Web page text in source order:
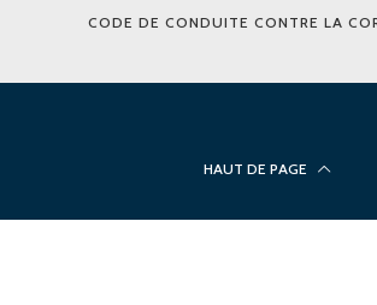
CODE DE CONDUITE CONTRE LA
HAUT DE PAGE